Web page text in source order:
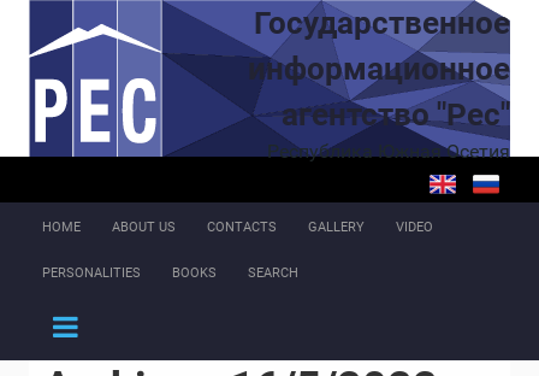
Skip to main content
Государственное
информационное
агентство "Рес"
Республика Южная Осетия
HOME ABOUT US CONTACTS GALLERY VIDEO
PERSONALITIES BOOKS SEARCH